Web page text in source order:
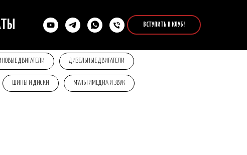
ВСТУПИТЬ В КЛУБ!
ДВИГАТЕЛИ ДИЗЕЛЬНЫЕ ДВИГАТЕЛИ
ШИНЫ И ДИСКИ МУЛЬТИМЕДИА И ЗВУК